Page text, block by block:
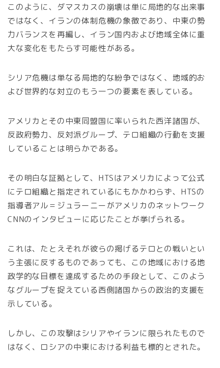
このように、ダマスカスの崩壊は単に局地的な出来事
ではなく、イランの体制危機の象徴であり、中東の勢
力バランスを再編し、イラン国内および地域全体に重
大な変化をもたらす可能性がある。
シリア危機は単なる局地的な紛争ではなく、地域的お
よび世界的な対立のもう一つの要素を表している。
アメリカとその中東同盟国に率いられた西洋諸国が、
反政府勢力、反対派グループ、テロ組織の行動を支援
していることは明らかである。
その明白な証拠として、HTSはアメリカによって公式
にテロ組織と指定されているにもかかわらず、HTSの
指導者アル＝ジュラーニーがアメリカのネットワーク
CNNのインタビューに応じたことが挙げられる。
これは、たとえそれが彼らの掲げるテロとの戦いとい
う主張に反するものであっても、この地域における地
政学的な目標を達成するための手段として、このよう
なグループを捉えている西側諸国からの政治的支援を
示している。
しかし、この攻撃はシリアやイランに限られたもので
はなく、ロシアの中東における利益も標的とされた。